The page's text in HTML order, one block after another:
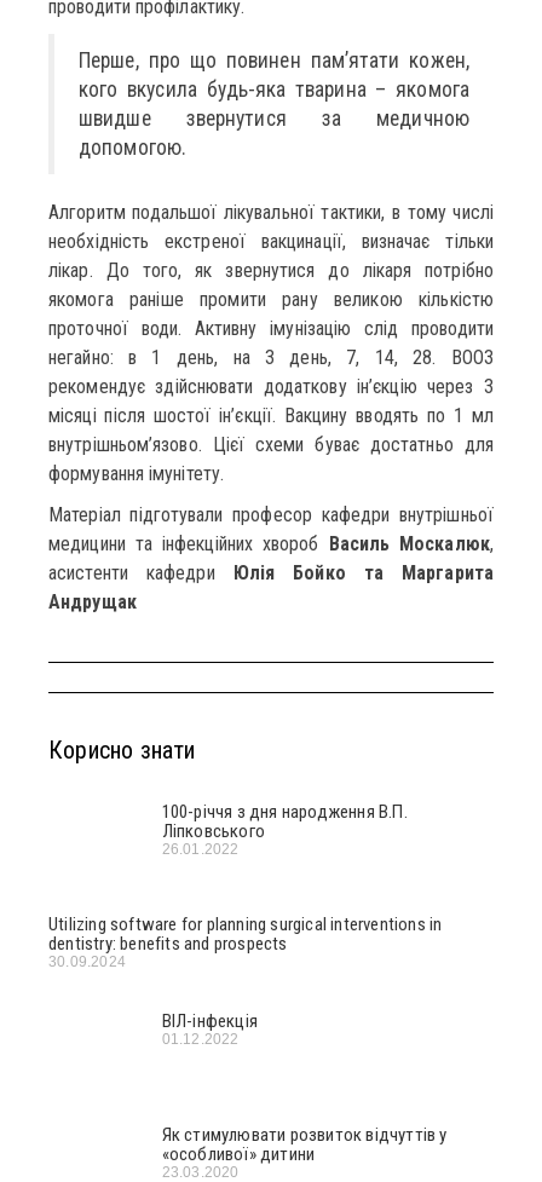
проводити профілактику.
Перше, про що повинен пам’ятати кожен,
кого вкусила будь-яка тварина – якомога
швидше звернутися за медичною
допомогою.
Алгоритм подальшої лікувальної тактики, в тому числі
необхідність екстреної вакцинації, визначає тільки
лікар. До того, як звернутися до лікаря потрібно
якомога раніше промити рану великою кількістю
проточної води. Активну імунізацію слід проводити
негайно: в 1 день, на 3 день, 7, 14, 28. ВООЗ
рекомендує здійснювати додаткову ін’єкцію через 3
місяці після шостої ін’єкції. Вакцину вводять по 1 мл
внутрішньом’язово. Цієї схеми буває достатньо для
формування імунітету.
Матеріал підготували професор кафедри внутрішньої
медицини та інфекційних хвороб Василь Москалюк,
асистенти кафедри Юлія Бойко та Маргарита
Андрущак
Корисно знати
100-річчя з дня народження В.П.
Ліпковського
26.01.2022
Utilizing software for planning surgical interventions in
dentistry: benefits and prospects
30.09.2024
ВІЛ-інфекція
01.12.2022
Як стимулювати розвиток відчуттів у
«особливої» дитини
23.03.2020